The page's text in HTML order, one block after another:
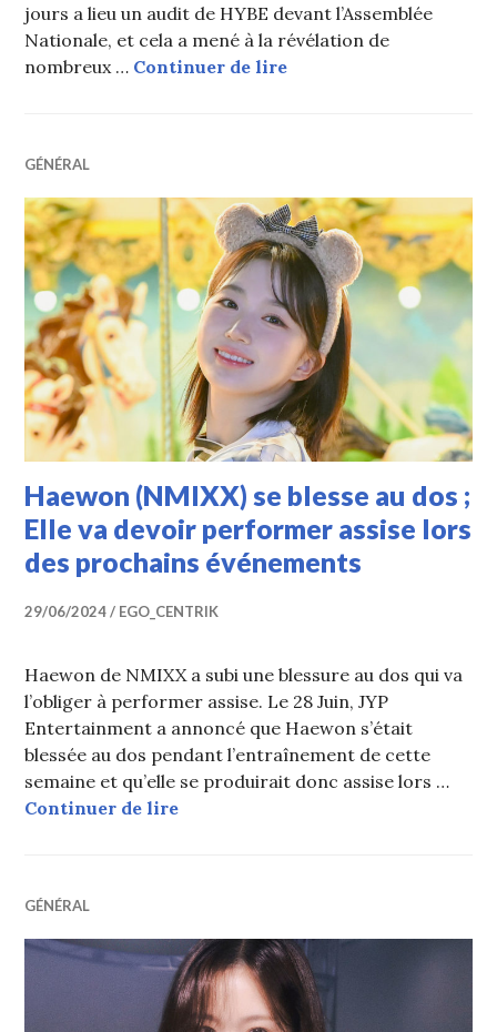
jours a lieu un audit de HYBE devant l’Assemblée
Nationale, et cela a mené à la révélation de
nombreux … Continuer de lireLes leaks de
GÉNÉRAL
Haewon (NMIXX) se blesse au dos ;
Elle va devoir performer assise lors
des prochains événements
29/06/2024 EGO_CENTRIK
Haewon de NMIXX a subi une blessure au dos qui va
l’obliger à performer assise. Le 28 Juin, JYP
Entertainment a annoncé que Haewon s’était
blessée au dos pendant l’entraînement de cette
semaine et qu’elle se produirait donc assise lors …
Continuer de lireHaewon (NMIXX) se blesse au
GÉNÉRAL